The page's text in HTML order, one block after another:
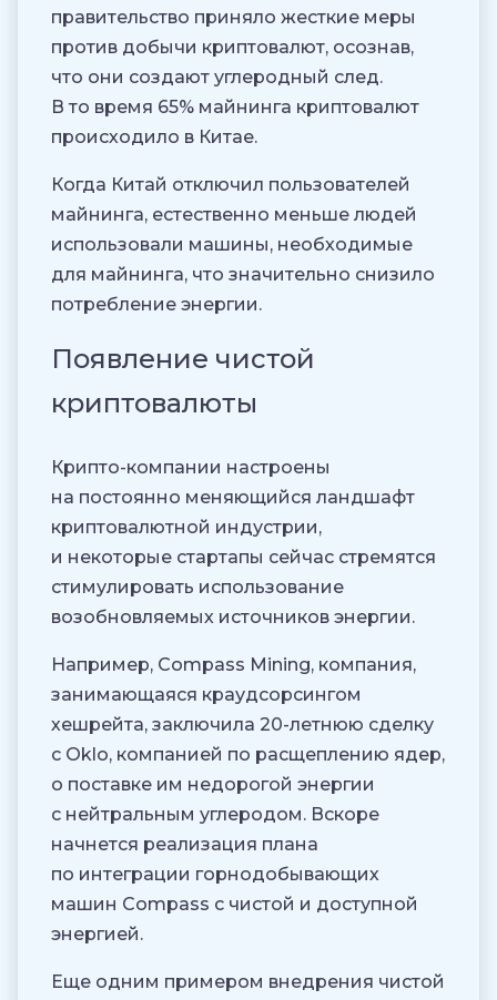
правительство приняло жесткие меры
против добычи криптовалют, осознав,
что они создают углеродный след.
В то время 65% майнинга криптовалют
происходило в Китае.
Когда Китай отключил пользователей
майнинга, естественно меньше людей
использовали машины, необходимые
для майнинга, что значительно снизило
потребление энергии.
Появление чистой
криптовалюты
Крипто-компании настроены
на постоянно меняющийся ландшафт
криптовалютной индустрии,
и некоторые стартапы сейчас стремятся
стимулировать использование
возобновляемых источников энергии.
Например, Compass Mining, компания,
занимающаяся краудсорсингом
хешрейта, заключила 20-летнюю сделку
с Oklo, компанией по расщеплению ядер,
о поставке им недорогой энергии
с нейтральным углеродом. Вскоре
начнется реализация плана
по интеграции горнодобывающих
машин Compass с чистой и доступной
энергией.
Еще одним примером внедрения чистой